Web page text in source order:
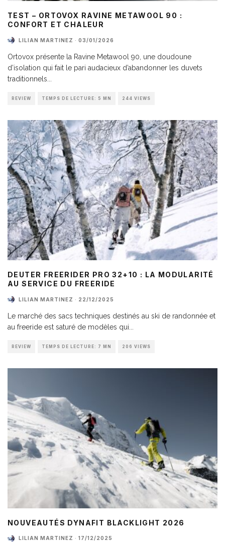
TEST – ORTOVOX RAVINE METAWOOL 90 :
CONFORT ET CHALEUR
LILIAN MARTINEZ · 03/01/2026
Ortovox présente la Ravine Metawool 90, une doudoune
d’isolation qui fait le pari audacieux d’abandonner les duvets
traditionnels...
REVIEW TEMPS DE LECTURE: 5 MN 244 VIEWS
DEUTER FREERIDER PRO 32+10 : LA MODULARITÉ
AU SERVICE DU FREERIDE
LILIAN MARTINEZ · 22/12/2025
Le marché des sacs techniques destinés au ski de randonnée et
au freeride est saturé de modèles qui
REVIEW TEMPS DE LECTURE: 7 MN 206 VIEWS
NOUVEAUTÉS DYNAFIT BLACKLIGHT 2026
LILIAN MARTINEZ · 17/12/2025